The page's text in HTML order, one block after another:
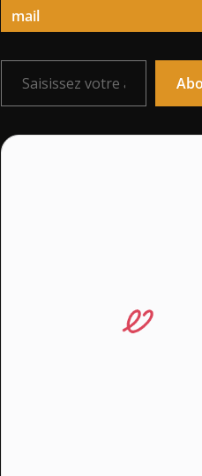
mail
Saisissez votre adresse e-mail…